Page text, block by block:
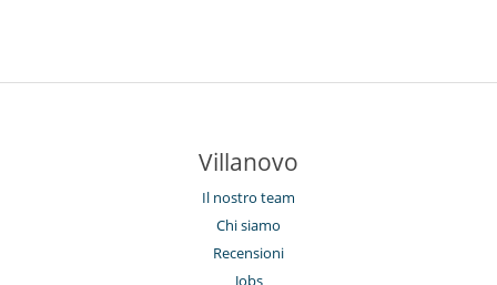
Villanovo
Il nostro team
Chi siamo
Recensioni
Jobs